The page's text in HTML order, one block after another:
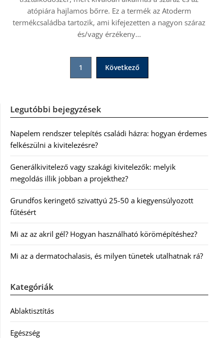
atópiára hajlamos bőrre. Ez a termék az Atoderm
termékcsaládba tartozik, ami kifejezetten a nagyon száraz
és/vagy érzékeny…
1 Következő
Legutóbbi bejegyzések
Napelem rendszer telepítés családi házra: hogyan érdemes
felkészülni a kivitelezésre?
Generálkivitelező vagy szakági kivitelezők: melyik
megoldás illik jobban a projekthez?
Grundfos keringető szivattyú 25-50 a kiegyensúlyozott
fűtésért
Mi az az akril gél? Hogyan használható körömépítéshez?
Mi az a dermatochalasis, és milyen tünetek utalhatnak rá?
Kategóriák
Ablaktisztítás
Egészség